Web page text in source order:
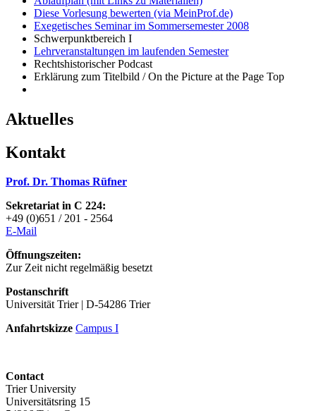
Diese Vorlesung bewerten (via MeinProf.de)
Exegetisches Seminar im Sommersemester 2008
Schwerpunktbereich I
Lehrveranstaltungen im laufenden Semester
Rechtshistorischer Podcast
Erklärung zum Titelbild / On the Picture at the Page Top
Aktuelles
Kontakt
Prof. Dr. Thomas Rüfner
Sekretariat in C 224:
+49 (0)651 / 201 - 2564
E-Mail
Öffnungszeiten:
Zur Zeit nicht regelmäßig besetzt
Postanschrift
Universität Trier | D-54286 Trier
Anfahrtskizze Campus I
Contact
Trier University
Universitätsring 15